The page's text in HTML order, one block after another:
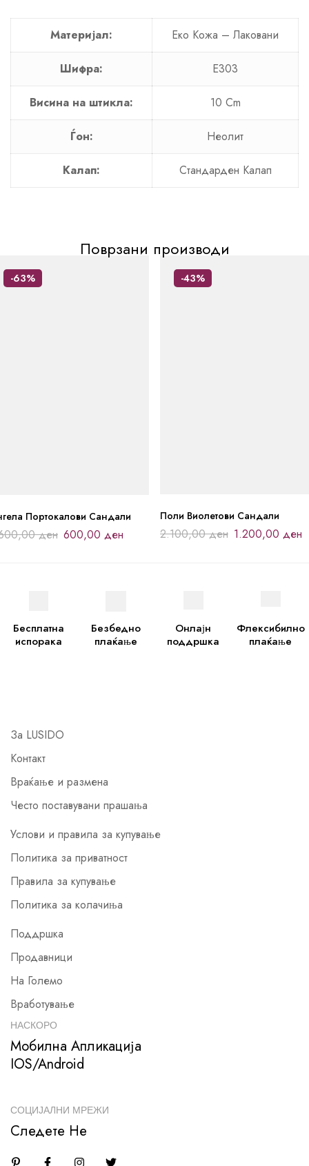
Материјал: Еко Кожa – Лаковани
Шифра: E303
Висина на штикла: 10 Cm
Ѓон: Неолит
Калап: Стандарден Калап
Поврзани производи
-63%
Портокалови Сандали
ден 600,00 ден
-43%
Поли Виолетови Сандали
2.100,00ден 1.200,00 ден
Бесплатна
испорака
Безбедно
плаќање
Онлајн
поддршка
Флексибилно
плаќање
За LUSIDO
Контакт
Враќање и размена
Често поставувани прашања
Услови и правила за купување
Политика за приватност
Правила за купување
Политика за колачиња
Поддршка
Продавници
На Големо
Вработување
НАСКОРО
Мобилна Апликација
IOS/Android
СОЦИЈАЛНИ МРЕЖИ
Следете Не